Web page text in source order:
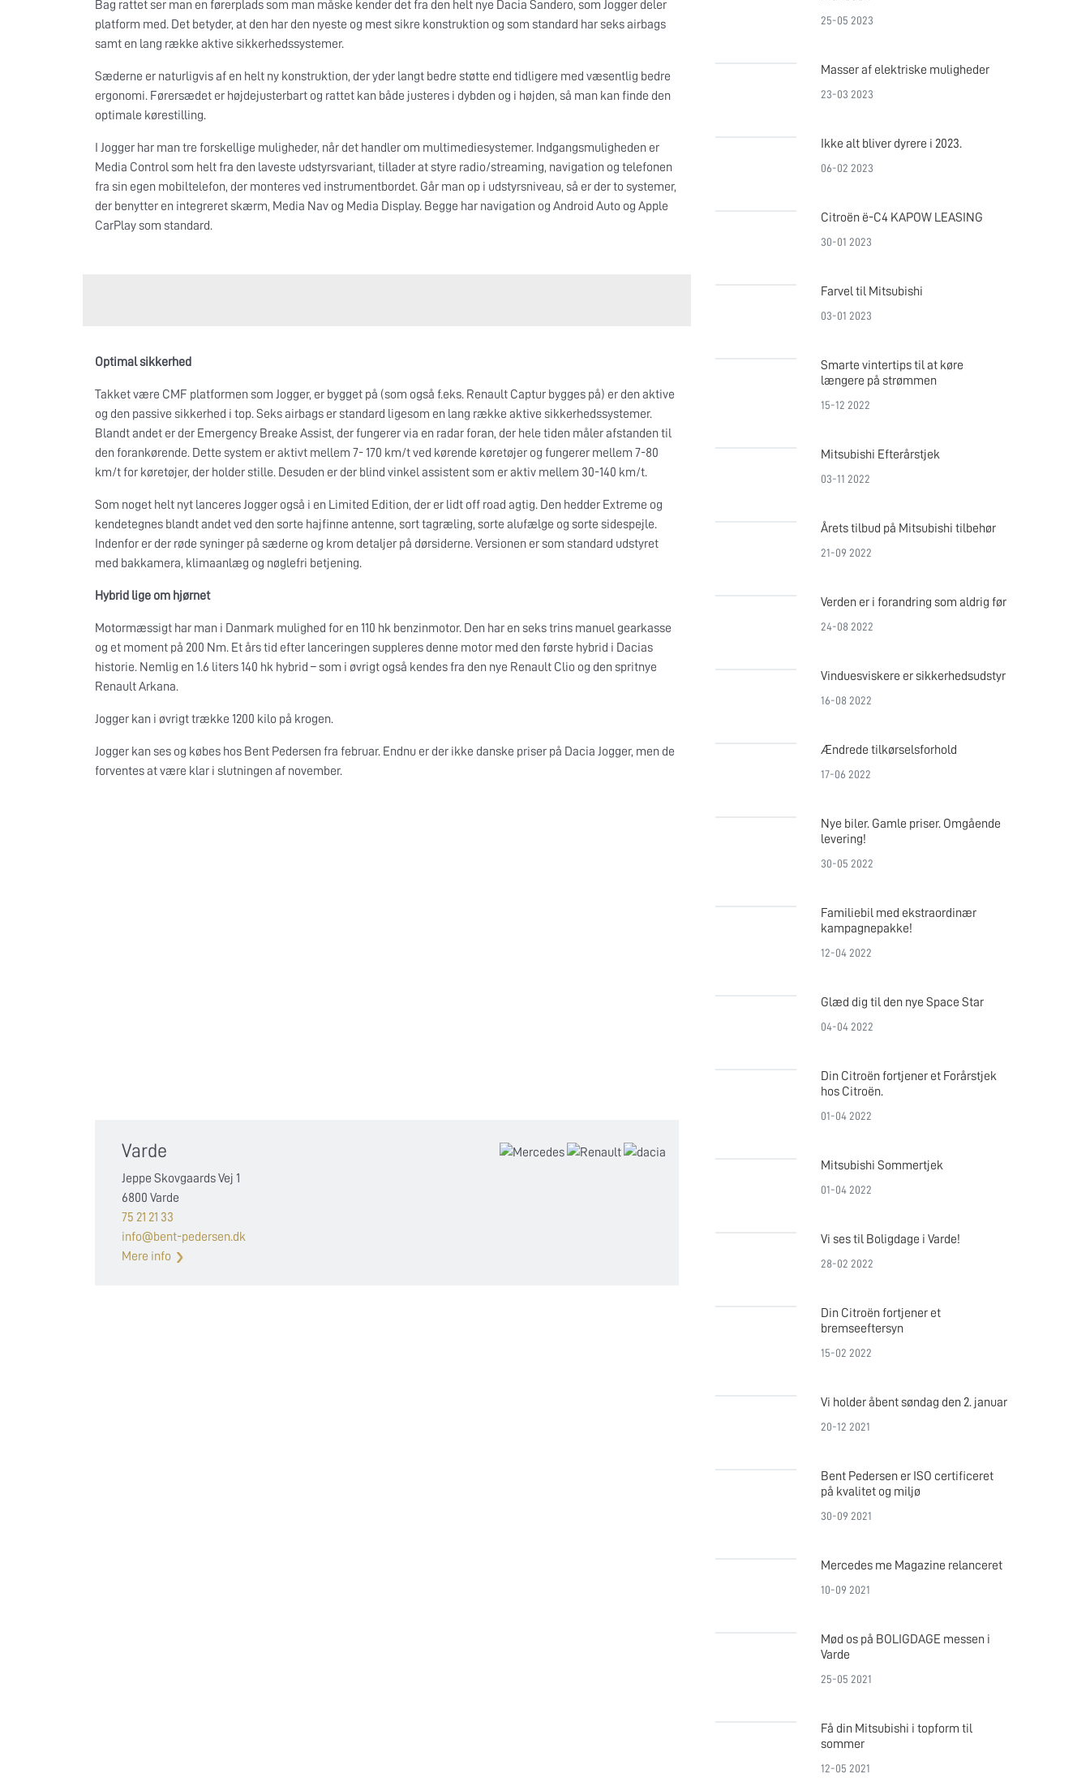
Bag rattet ser man en førerplads som man måske kender det fra den helt nye Dacia Sandero, som Jogger deler
platform med. Det betyder, at den har den nyeste og mest sikre konstruktion og som standard har seks airbags
samt en lang række aktive sikkerhedssystemer.
Sæderne er naturligvis af en helt ny konstruktion, der yder langt bedre støtte end tidligere med væsentlig bedre
ergonomi. Førersædet er højdejusterbart og rattet kan både justeres i dybden og i højden, så man kan finde den
optimale kørestilling.
I Jogger har man tre forskellige muligheder, når det handler om multimediesystemer. Indgangsmuligheden er
Media Control som helt fra den laveste udstyrsvariant, tillader at styre radio/streaming, navigation og telefonen
fra sin egen mobiltelefon, der monteres ved instrumentbordet. Går man op i udstyrsniveau, så er der to systemer,
der benytter en integreret skærm, Media Nav og Media Display. Begge har navigation og Android Auto og Apple
CarPlay som standard.
Optimal sikkerhed
Takket være CMF platformen som Jogger, er bygget på (som også f.eks. Renault Captur bygges på) er den aktive
og den passive sikkerhed i top. Seks airbags er standard ligesom en lang række aktive sikkerhedssystemer.
Blandt andet er der Emergency Breake Assist, der fungerer via en radar foran, der hele tiden måler afstanden til
den forankørende. Dette system er aktivt mellem 7- 170 km/t ved kørende køretøjer og fungerer mellem 7-80
km/t for køretøjer, der holder stille. Desuden er der blind vinkel assistent som er aktiv mellem 30-140 km/t.
Som noget helt nyt lanceres Jogger også i en Limited Edition, der er lidt off road agtig. Den hedder Extreme og
kendetegnes blandt andet ved den sorte hajfinne antenne, sort tagræling, sorte alufælge og sorte sidespejle.
Indenfor er der røde syninger på sæderne og krom detaljer på dørsiderne. Versionen er som standard udstyret
med bakkamera, klimaanlæg og nøglefri betjening.
Hybrid lige om hjørnet
Motormæssigt har man i Danmark mulighed for en 110 hk benzinmotor. Den har en seks trins manuel gearkasse
og et moment på 200 Nm. Et års tid efter lanceringen suppleres denne motor med den første hybrid i Dacias
historie. Nemlig en 1.6 liters 140 hk hybrid – som i øvrigt også kendes fra den nye Renault Clio og den spritnye
Renault Arkana.
Jogger kan i øvrigt trække 1200 kilo på krogen.
Jogger kan ses og købes hos Bent Pedersen fra februar. Endnu er der ikke danske priser på Dacia Jogger, men de
forventes at være klar i slutningen af november.
Varde
Jeppe Skovgaards Vej 1
6800 Varde
75 21 21 33
info@bent-pedersen.dk
Mere info
25-05 2023
Masser af elektriske muligheder
23-03 2023
Ikke alt bliver dyrere i 2023.
06-02 2023
Citroën ë-C4 KAPOW LEASING
30-01 2023
Farvel til Mitsubishi
03-01 2023
Smarte vintertips til at køre
længere på strømmen
15-12 2022
Mitsubishi Efterårstjek
03-11 2022
Årets tilbud på Mitsubishi tilbehør
21-09 2022
Verden er i forandring som aldrig før
24-08 2022
Vinduesviskere er sikkerhedsudstyr
16-08 2022
Ændrede tilkørselsforhold
17-06 2022
Nye biler. Gamle priser. Omgående
levering!
30-05 2022
Familiebil med ekstraordinær
kampagnepakke!
12-04 2022
Glæd dig til den nye Space Star
04-04 2022
Din Citroën fortjener et Forårstjek
hos Citroën.
01-04 2022
Mitsubishi Sommertjek
01-04 2022
Vi ses til Boligdage i Varde!
28-02 2022
Din Citroën fortjener et
bremseeftersyn
15-02 2022
Vi holder åbent søndag den 2. januar
20-12 2021
Bent Pedersen er ISO certificeret
på kvalitet og miljø
30-09 2021
Mercedes me Magazine relanceret
10-09 2021
Mød os på BOLIGDAGE messen i
Varde
25-05 2021
Få din Mitsubishi i topform til
sommer
12-05 2021